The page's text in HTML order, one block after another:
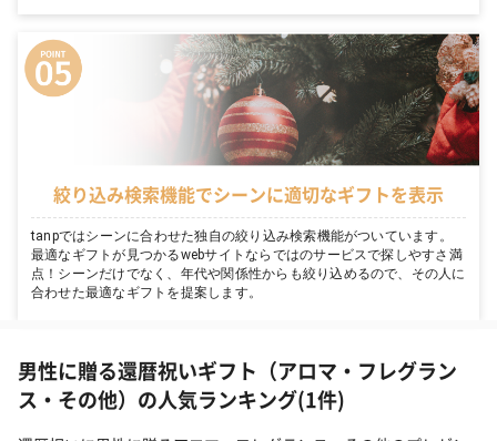
絞り込み検索機能でシーンに適切なギフトを表示
tanpではシーンに合わせた独自の絞り込み検索機能がついています。
最適なギフトが見つかるwebサイトならではのサービスで探しやすさ満
点！シーンだけでなく、年代や関係性からも絞り込めるので、その人に
合わせた最適なギフトを提案します。
男性に贈る還暦祝いギフト（アロマ・フレグラン
ス・その他）の人気ランキング(1件)